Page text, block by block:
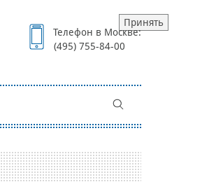
Телефон в Москве:
(495) 755-84-00
Принять